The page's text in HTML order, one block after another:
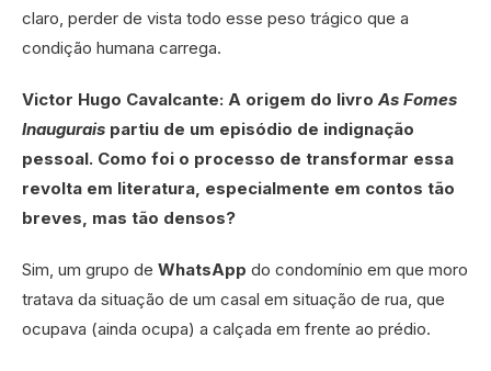
claro, perder de vista todo esse peso trágico que a
condição humana carrega.
Victor Hugo Cavalcante: A origem do livro As Fomes
Inaugurais partiu de um episódio de indignação
pessoal. Como foi o processo de transformar essa
revolta em literatura, especialmente em contos tão
breves, mas tão densos?
Sim, um grupo de WhatsApp do condomínio em que moro
tratava da situação de um casal em situação de rua, que
ocupava (ainda ocupa) a calçada em frente ao prédio.